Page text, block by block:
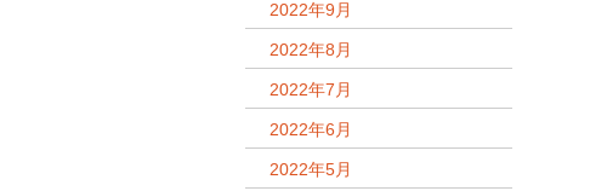
2022年9月
2022年8月
2022年7月
2022年6月
2022年5月